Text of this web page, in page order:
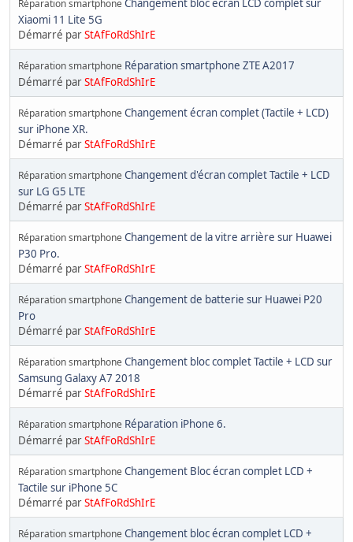
Réparation smartphone Changement bloc écran LCD complet sur
Xiaomi 11 Lite 5G
Démarré parStAfFoRdShIrE
Réparation smartphone Réparation smartphone ZTE A2017
Démarré parStAfFoRdShIrE
Réparation smartphone Changement écran complet (Tactile + LCD)
sur iPhone XR.
Démarré parStAfFoRdShIrE
Réparation smartphone Changement d'écran complet Tactile + LCD
sur LG G5 LTE
Démarré parStAfFoRdShIrE
Réparation smartphone Changement de la vitre arrière sur Huawei
P30 Pro.
Démarré parStAfFoRdShIrE
Réparation smartphone Changement de batterie sur Huawei P20
Pro
Démarré parStAfFoRdShIrE
Réparation smartphone Changement bloc complet Tactile + LCD sur
Samsung Galaxy A7 2018
Démarré parStAfFoRdShIrE
Réparation smartphone Réparation iPhone 6.
Démarré parStAfFoRdShIrE
Réparation smartphone Changement Bloc écran complet LCD +
Tactile sur iPhone 5C
Démarré parStAfFoRdShIrE
Réparation smartphone Changement bloc écran complet LCD +